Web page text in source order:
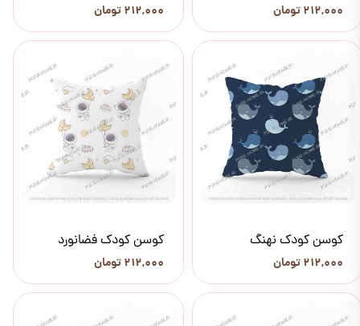
۲۱۲,۰۰۰ تومان ۲۱۲,۰۰۰ تومان
کوسن کودک نهنگ
۲۱۲,۰۰۰ تومان
کوسن کودک فضانورد
۲۱۲,۰۰۰ تومان